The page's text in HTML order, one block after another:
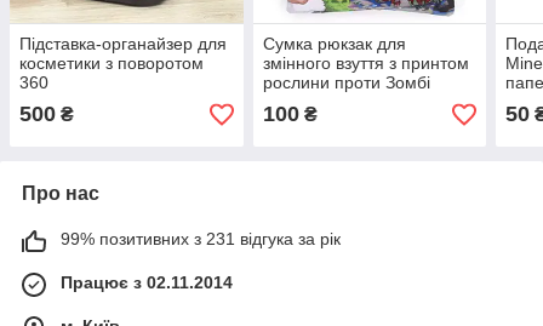
Підставка-органайзер для
косметики з поворотом
360
500 ₴
Сумка рюкзак для
змінного взуття з принтом
рослини проти Зомбі
Plans Zombies 2
100₴ 50
Про нас
99% позитивних з 231 відгука за рік
Працює з 02.11.2014